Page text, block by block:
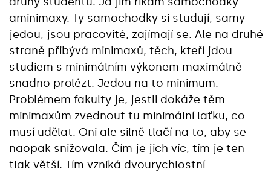
aminimaxy. Ty samochodky si studují, samy
jedou, jsou pracovité, zajímají se. Ale na druhé
straně přibývá minimaxů, těch, kteří jdou
studiem s minimálním výkonem maximálně
snadno prolézt. Jedou na to minimum.
Problémem fakulty je, jestli dokáže těm
minimaxům zvednout tu minimální laťku, co
musí udělat. Oni ale silně tlačí na to, aby se
naopak snižovala. Čím je jich víc, tím je ten
tlak větší. Tím vzniká dvourychlostní